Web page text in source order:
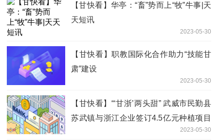
【甘快看】华亭：“畜”势而上“牧”牛事|天
天短讯
2023-05-30
【甘快看】职教国际化合作助力“技能甘
肃”建设
2023-05-30
【甘快看】“‘甘浙’两头甜” 武威市民勤县
苏武镇与浙江企业签订4.5亿元种植项目
2023-05-30